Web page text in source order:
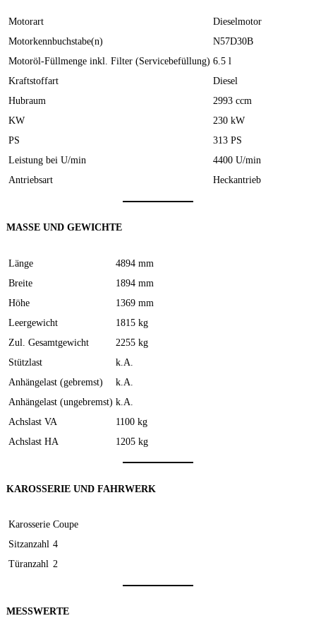
Motorart
Dieselmotor
Motorkennbuchstabe(n)
N57D30B
Motoröl-Füllmenge inkl. Filter (Servicebefüllung) 6.5 l
Kraftstoffart
Diesel
Hubraum
2993 ccm
KW
230 kW
PS
313 PS
Leistung bei U/min
4400 U/min
Antriebsart
Heckantrieb
MASSE UND GEWICHTE
Länge
4894 mm
Breite
1894 mm
Höhe
1369 mm
Leergewicht
1815 kg
Zul. Gesamtgewicht
2255 kg
Stützlast
k.A.
Anhängelast (gebremst)
k.A.
Anhängelast (ungebremst) k.A.
Achslast VA
1100 kg
Achslast HA
1205 kg
KAROSSERIE UND FAHRWERK
Karosserie Coupe
Sitzanzahl 4
Türanzahl 2
MESSWERTE